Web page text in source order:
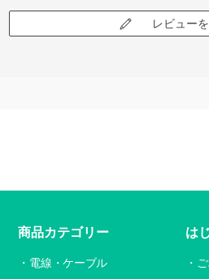
レビューを
商品カテゴリー
電線・ケーブル
は